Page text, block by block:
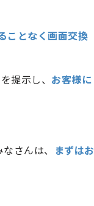
ことなく画面交換
提示し、 お客様に
さんは、 まずはお